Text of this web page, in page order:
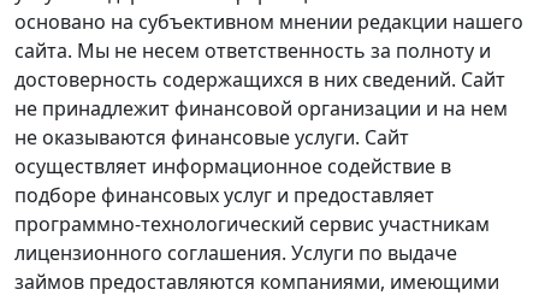
основано на субъективном мнении редакции нашего
сайта. Мы не несем ответственность за полноту и
достоверность содержащихся в них сведений. Сайт
не принадлежит финансовой организации и на нем
не оказываются финансовые услуги. Сайт
осуществляет информационное содействие в
подборе финансовых услуг и предоставляет
программно-технологический сервис участникам
лицензионного соглашения. Услуги по выдаче
займов предоставляются компаниями, имеющими